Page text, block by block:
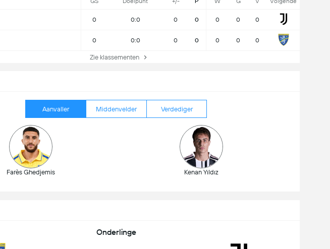
0 0:0 0 0 0 0 0
0 0:0 0 0 0 0 0
Zie klassementen
Aanvaller Middenvelder Verdediger
Farès Ghedjemis Kenan Yıldız
Onderlinge